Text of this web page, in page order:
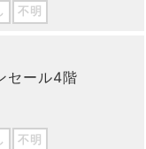
不明
セール4階
不明